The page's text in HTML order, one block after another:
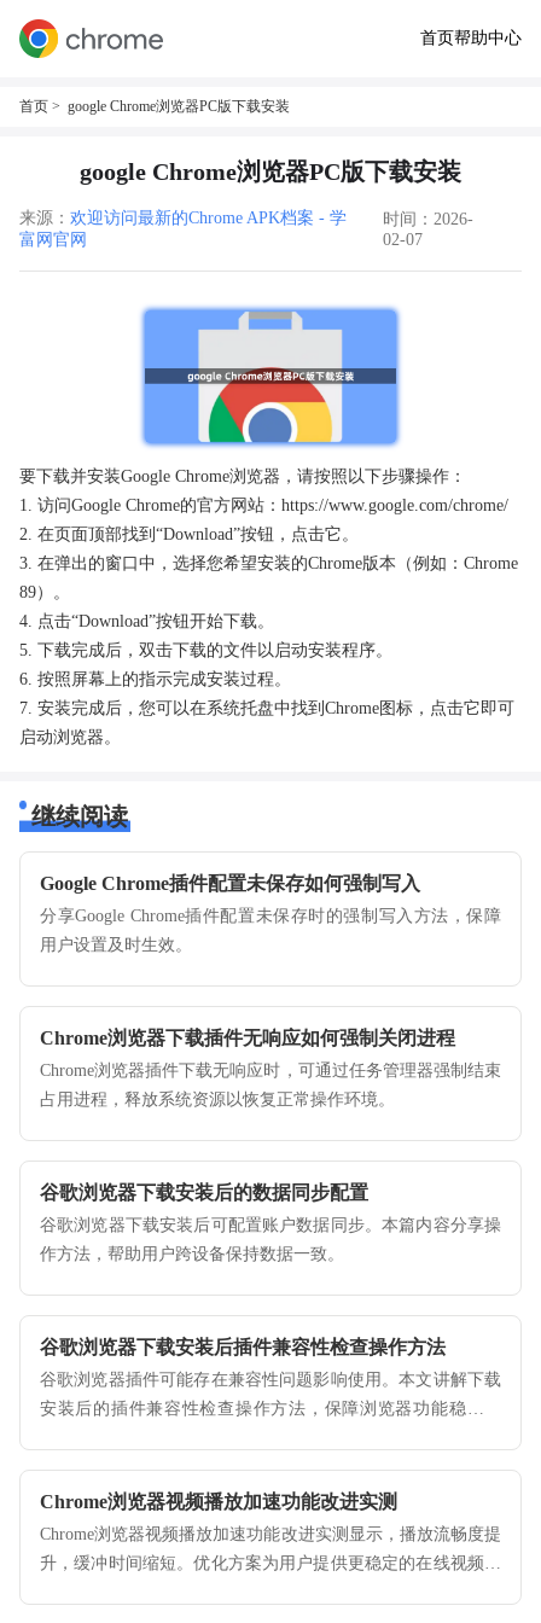
首页帮助中心
首页 > google Chrome浏览器PC版下载安装
google Chrome浏览器PC版下载安装
来源： 欢迎访问最新的Chrome APK档案 - 学
富网官网
时间：2026-
02-07
要下载并安装Google Chrome浏览器，请按照以下步骤操作：
1. 访问Google Chrome的官方网站：https://www.google.com/chrome/
2. 在页面顶部找到“Download”按钮，点击它。
3. 在弹出的窗口中，选择您希望安装的Chrome版本（例如：Chrome
89）。
4. 点击“Download”按钮开始下载。
5. 下载完成后，双击下载的文件以启动安装程序。
6. 按照屏幕上的指示完成安装过程。
7. 安装完成后，您可以在系统托盘中找到Chrome图标，点击它即可
启动浏览器。
继续阅读
Google Chrome插件配置未保存如何强制写入
分享Google Chrome插件配置未保存时的强制写入方法，保障
用户设置及时生效。
Chrome浏览器下载插件无响应如何强制关闭进程
Chrome浏览器插件下载无响应时，可通过任务管理器强制结束
占用进程，释放系统资源以恢复正常操作环境。
谷歌浏览器下载安装后的数据同步配置
谷歌浏览器下载安装后可配置账户数据同步。本篇内容分享操
作方法，帮助用户跨设备保持数据一致。
谷歌浏览器下载安装后插件兼容性检查操作方法
谷歌浏览器插件可能存在兼容性问题影响使用。本文讲解下载
安装后的插件兼容性检查操作方法，保障浏览器功能稳定运
Chrome浏览器视频播放加速功能改进实测
Chrome浏览器视频播放加速功能改进实测显示，播放流畅度提
升，缓冲时间缩短。优化方案为用户提供更稳定的在线视频体